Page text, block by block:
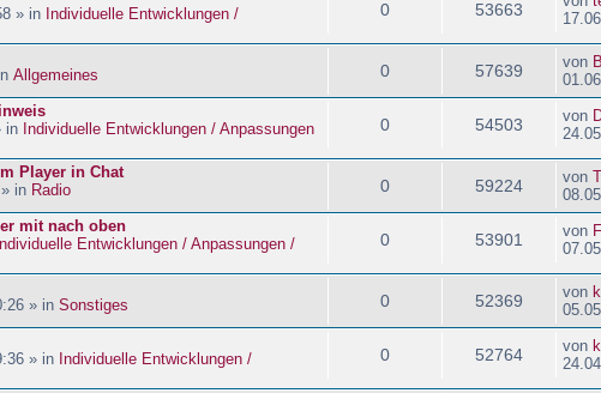
» in Individuelle Entwicklungen /
0 53663
Allgemeines 0 57639 von
in Individuelle Entwicklungen / Anpassungen
0 54503 von
Player in Chat
in Radio 0 59224 von
mit nach oben
Individuelle Entwicklungen / Anpassungen /
0 53901 von
» in Sonstiges 0 52369 von
» in Individuelle Entwicklungen /
0 52764 von